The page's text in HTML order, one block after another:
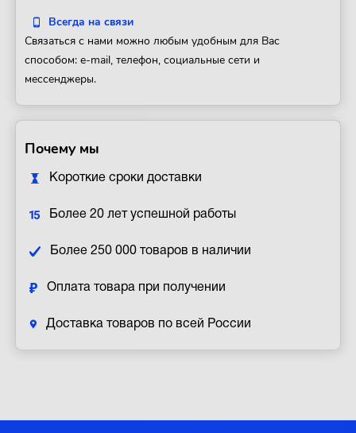
Всегда на связи
Связаться с нами можно любым удобным для Вас
способом: e-mail, телефон, социальные сети и
мессенджеры.
Почему мы
Короткие сроки доставки
Более 20 лет успешной работы
Более 250 000 товаров в наличии
Оплата товара при получении
Доставка товаров по всей России